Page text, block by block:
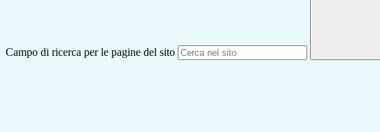
Campo di ricerca per le pagine del sito